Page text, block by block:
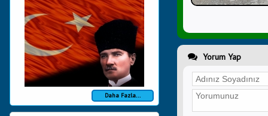
Daha Fazla...
Yorum Yap